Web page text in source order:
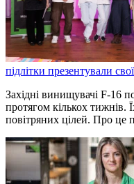
підлітки презентували
Західні винищувачі F-16
протягом кількох тижнів.
повітряних цілей. Про це